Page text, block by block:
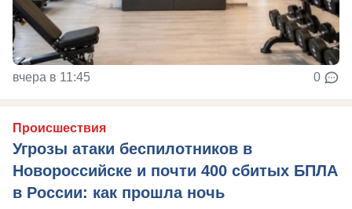
вчера в 11:45 0
Происшествия
Угрозы атаки беспилотников в
Новороссийске и почти 400 сбитых БПЛА
в России: как прошла ночь